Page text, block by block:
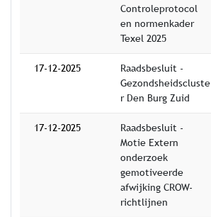
Controleprotocol
en normenkader
Texel 2025
17-12-2025
Raadsbesluit -
Gezondsheidscluste
r Den Burg Zuid
17-12-2025
Raadsbesluit -
Motie Extern
onderzoek
gemotiveerde
afwijking CROW-
richtlijnen